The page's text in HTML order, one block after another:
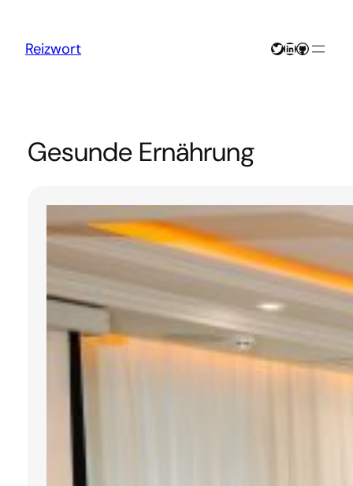
springen
Reizwort Twitter
LinkedIn
GitHub
Gesunde Ernährung